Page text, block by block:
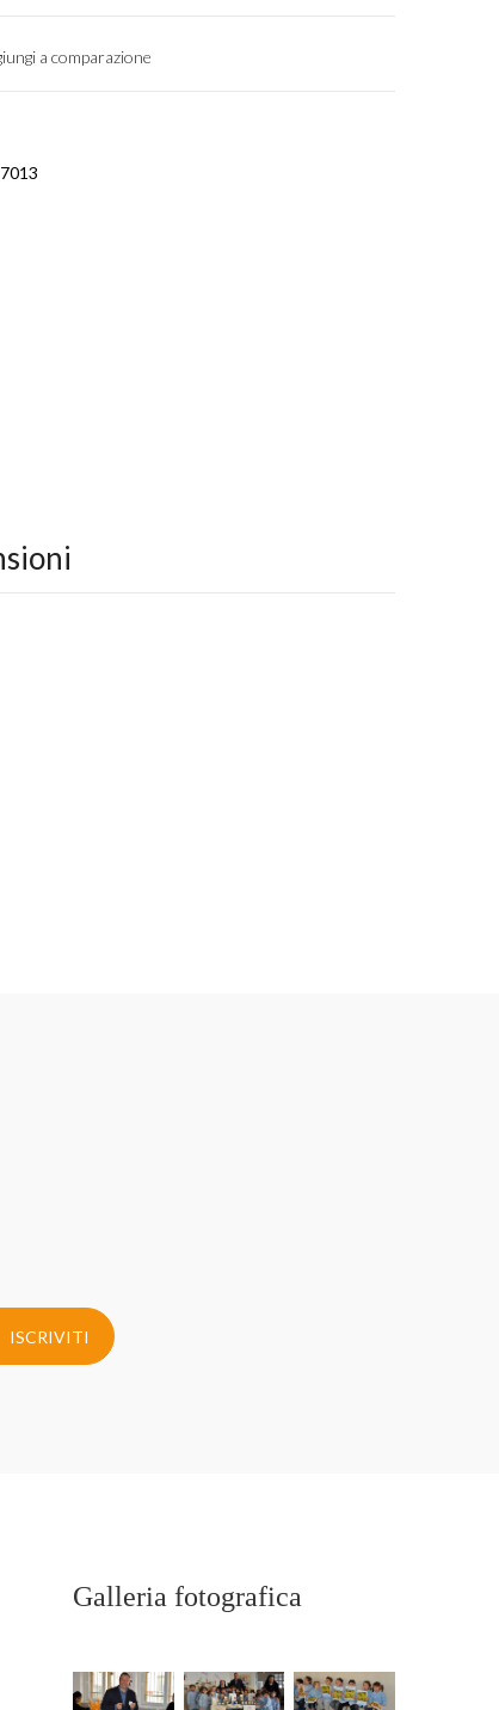
a comparazione
ISCRIVITI
Galleria fotografica